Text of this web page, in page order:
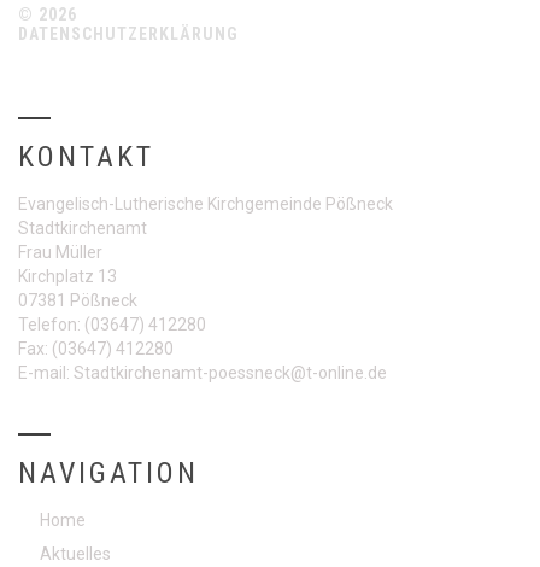
© 2026
DATENSCHUTZERKLÄRUNG
KONTAKT
Evangelisch-Lutherische Kirchgemeinde Pößneck
Stadtkirchenamt
Frau Müller
Kirchplatz 13
07381 Pößneck
Telefon: (03647) 412280
Fax: (03647) 412280
E-mail: Stadtkirchenamt-poessneck@t-online.de
NAVIGATION
Home
Aktuelles